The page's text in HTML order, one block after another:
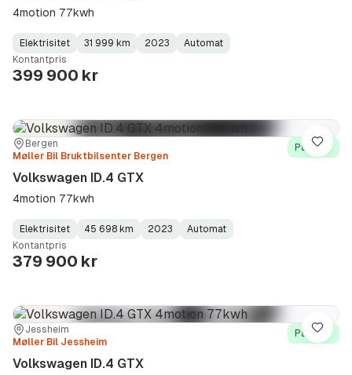
4motion 77kwh
Fuel
Type:
Elektrisitet
Kilometerstand:
31 999 km
Model
Year:
2023
Gearbox
Type:
Automat
Kontantpris
399 900 kr
Sted:Bergen
Forhandler:
Møller Bil Bruktbilsenter Bergen
På lager
Volkswagen ID.4 GTX
4motion 77kwh
Fuel
Type:
Elektrisitet
Kilometerstand:
45 698 km
Model
Year:
2023
Gearbox
Type:
Automat
Kontantpris
379 900 kr
Lagre
Sted:Jessheim
Forhandler:
Møller Bil Jessheim
På lager
Volkswagen ID.4 GTX
Lagre